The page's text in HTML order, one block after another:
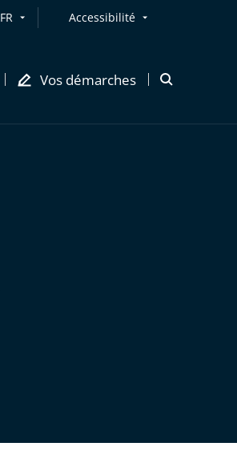
FR Accessibilité
Vos démarches
Ouvrir